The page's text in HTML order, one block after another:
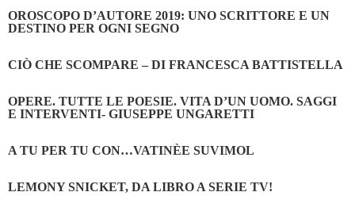
Marketing
OROSCOPO D’AUTORE 2019: UNO SCRITTORE E UN
DESTINO PER OGNI SEGNO
CIÒ CHE SCOMPARE – DI FRANCESCA BATTISTELLA
OPERE. TUTTE LE POESIE. VITA D’UN UOMO. SAGGI
E INTERVENTI- GIUSEPPE UNGARETTI
A TU PER TU CON…VATINÈE SUVIMOL
LEMONY SNICKET, DA LIBRO A SERIE TV!